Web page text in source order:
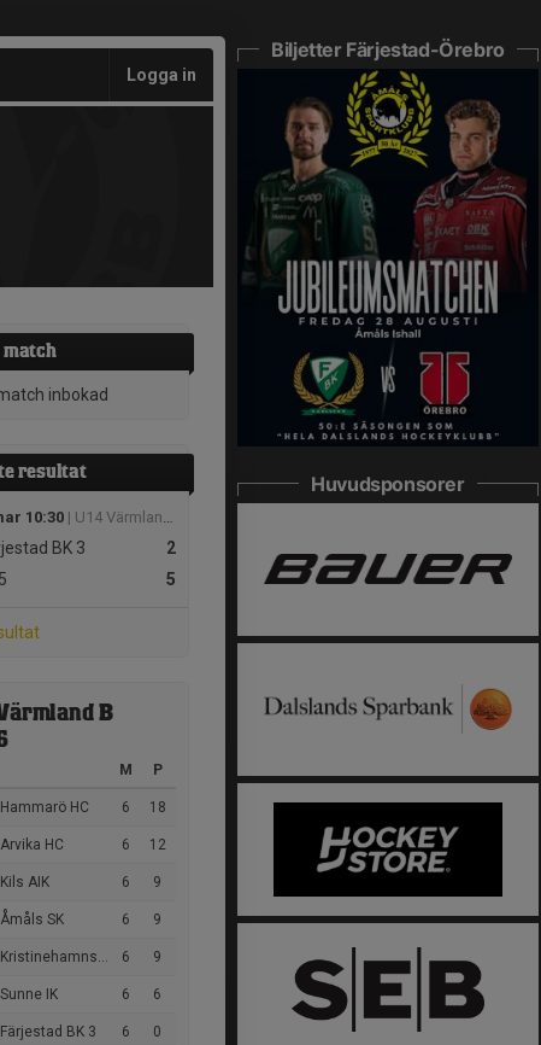
Logga in
match
inbokad
resultat
10:30 | U14 Värmland B
2
BK 3
5
B
M P
HC 6 18
HC 6 12
AIK 6 9
SK 6 9
HT 6 9
IK 6 6
BK 3 6 0
Biljetter Färjestad-Örebro
Huvudsponsorer